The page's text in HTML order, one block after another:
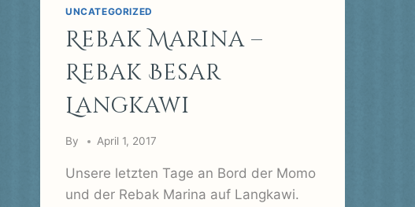
UNCATEGORIZED
Rebak Marina –
Rebak Besar
Langkawi
By April 1, 2017
Unsere letzten Tage an Bord der Momo
und der Rebak Marina auf Langkawi.